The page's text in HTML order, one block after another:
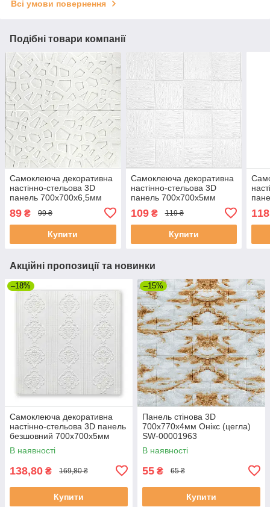
Всі умови повернення
Подібні товари компанії
Самоклеюча декоративна
настінно-стельова 3D
панель 700х700х6,5мм
00000007
89 ₴ 99 ₴
Купити
Самоклеюча декоративна
настінно-стельова 3D
панель 700х700х5мм
109₴ 119 ₴
Купити
Акційні пропозиції та новинки
–18%
Самоклеюча декоративна
настінно-стельова 3D панель
безшовний 700х700х5мм
(111)
В наявності
138,80 ₴ 169,80 ₴
Купити
–15%
Панель стінова 3D
700х770х4мм Онікс (цегла)
SW-00001963
В наявності
55 ₴ 65 ₴
Купити